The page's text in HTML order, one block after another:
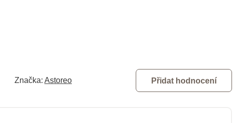
Značka: Astoreo Přidat hodnocení